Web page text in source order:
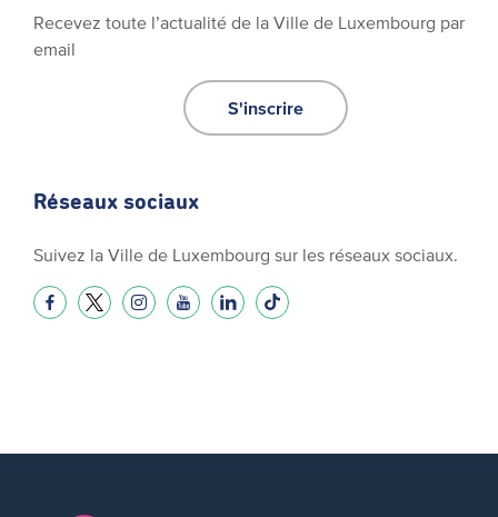
Recevez toute l’actualité de la Ville de Luxembourg par
email
S'inscrire
Réseaux sociaux
Suivez la Ville de Luxembourg sur les réseaux sociaux.